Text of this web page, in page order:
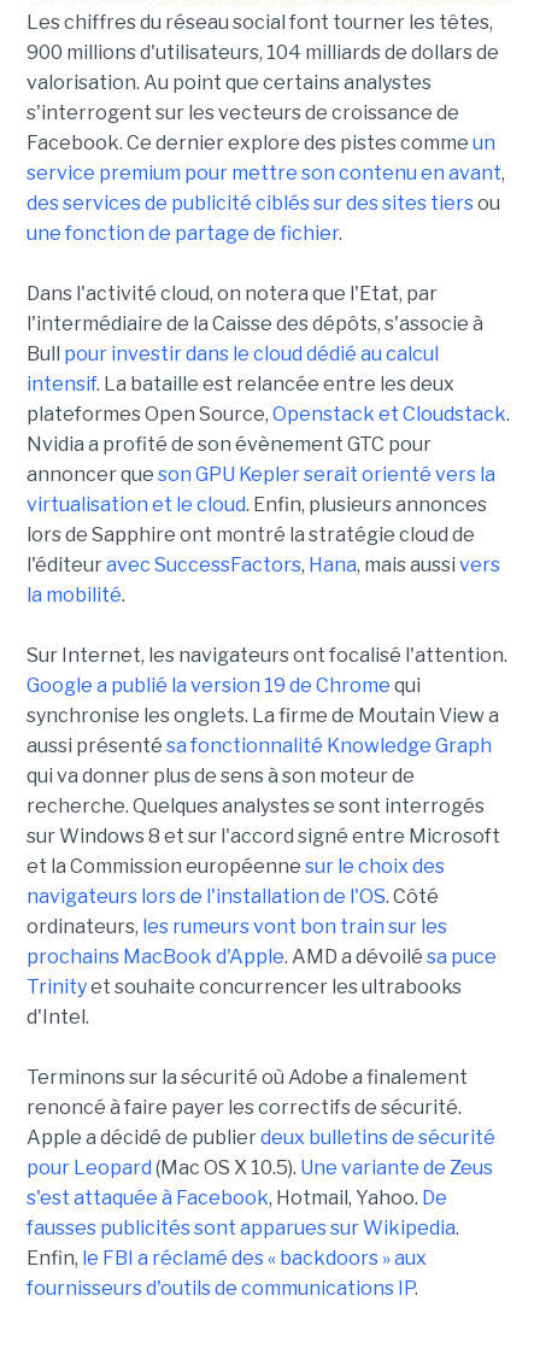
Les chiffres du réseau social font tourner les têtes,
900 millions d'utilisateurs, 104 milliards de dollars de
valorisation. Au point que certains analystes
s'interrogent sur les vecteurs de croissance de
Facebook. Ce dernier explore des pistes comme un
service premium pour mettre son contenu en avant,
des services de publicité ciblés sur des sites tiersou
une fonction de partage de fichier.
Dans l'activité cloud, on notera que l'Etat, par
l'intermédiaire de la Caisse des dépôts, s'associe à
Bull pour investir dans le cloud dédié au calcul
intensif. La bataille est relancée entre les deux
plateformes Open Source, Openstack et Cloudstack.
Nvidia a profité de son évènement GTC pour
annoncer que son GPU Kepler serait orienté vers la
virtualisation et le cloud. Enfin, plusieurs annonces
lors de Sapphire ont montré la stratégie cloud de
l'éditeuravec SuccessFactors, Hana, mais aussi vers
la mobilité.
Sur Internet, les navigateurs ont focalisé l'attention.
Google a publié la version 19 de Chrome qui
synchronise les onglets. La firme de Moutain View a
aussi présenté sa fonctionnalité Knowledge Graph
qui va donner plus de sens à son moteur de
recherche. Quelques analystes se sont interrogés
sur Windows 8 et sur l'accord signé entre Microsoft
et la Commission européenne sur le choix des
navigateurs lors de l'installation de l'OS. Côté
ordinateurs, les rumeurs vont bon train sur les
prochains MacBook d'Apple. AMD a dévoilé sa puce
Trinityet souhaite concurrencer les ultrabooks
d'Intel.
Terminons sur la sécurité où Adobe a finalement
renoncé à faire payer les correctifs de sécurité.
Apple a décidé de publierdeux bulletins de sécurité
pour Leopard (Mac OS X 10.5). Une variante de Zeus
s'est attaquée à Facebook, Hotmail, Yahoo. De
fausses publicités sont apparues sur Wikipedia.
Enfin, le FBI a réclamé des « backdoors » aux
fournisseurs d'outils de communications IP.